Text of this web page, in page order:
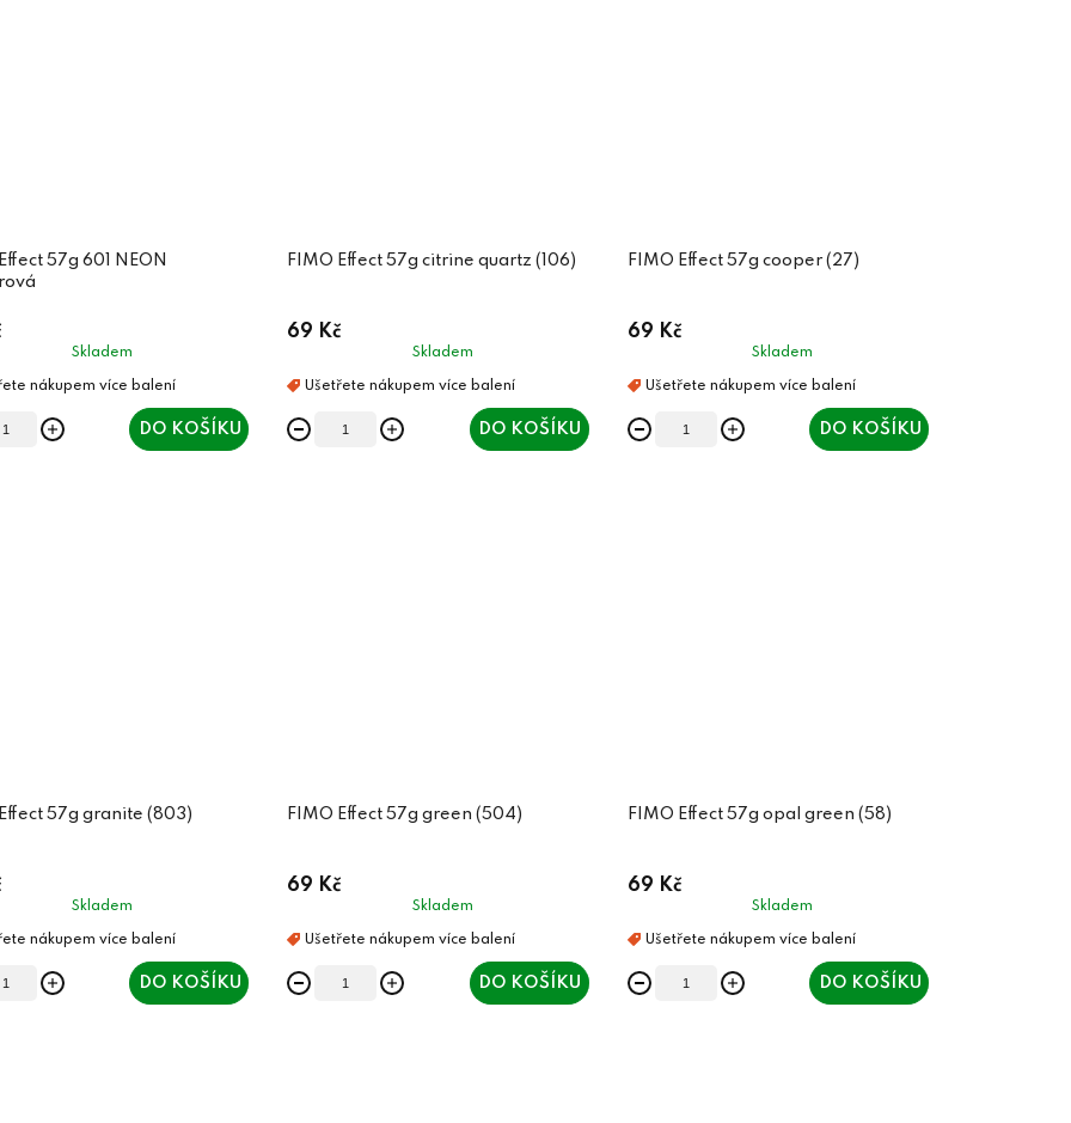
57g 601 NEON
Skladem
DO KOŠÍKU
FIMO Effect 57g citrine quartz (106)
69 Kč
Skladem
DO KOŠÍKU
FIMO Effect 57g cooper (27)
69 Kč
Skladem
DO KOŠÍKU
57g granite (803)
Skladem
DO KOŠÍKU
FIMO Effect 57g green (504)
69 Kč
Skladem
DO KOŠÍKU
FIMO Effect 57g opal green (58)
69 Kč
Skladem
DO KOŠÍKU